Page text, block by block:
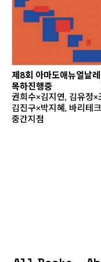
제8회 아마도애뉴얼날레_
목하진행중
권희수×김지연, 김유정×
김진구×박지혜, 바리테
중간지점